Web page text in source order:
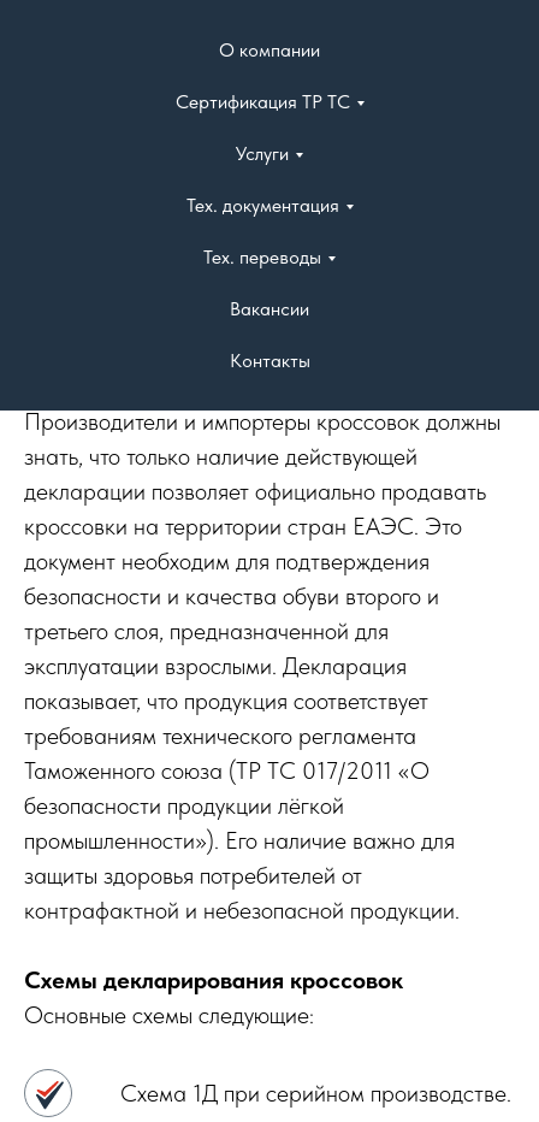
О компании
Сертификация ТР ТС
Услуги
Тех. документация
Тех. переводы
Вакансии
Контакты
ОФОРМЛЕНИЕ
ДЕКЛАРАЦИИ
СООТВЕТСТВИЯ НА
КРОССОВКИ
Производители и импортеры кроссовок должны
знать, что только наличие действующей
декларации позволяет официально продавать
кроссовки на территории стран ЕАЭС. Это
документ необходим для подтверждения
безопасности и качества обуви второго и
третьего слоя, предназначенной для
эксплуатации взрослыми. Декларация
показывает, что продукция соответствует
требованиям технического регламента
Таможенного союза (ТР ТС 017/2011 «О
безопасности продукции лёгкой
промышленности»). Его наличие важно для
защиты здоровья потребителей от
контрафактной и небезопасной продукции.
Схемы декларирования кроссовок
Основные схемы следующие:
Схема 1Д при серийном производстве.